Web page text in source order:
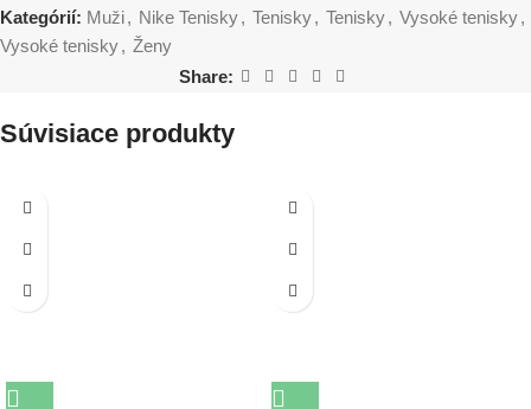
Kategórií: Muži, Nike Tenisky, Tenisky, Tenisky, Vysoké tenisky,
Vysoké tenisky, Ženy
Share:
Súvisiace produkty